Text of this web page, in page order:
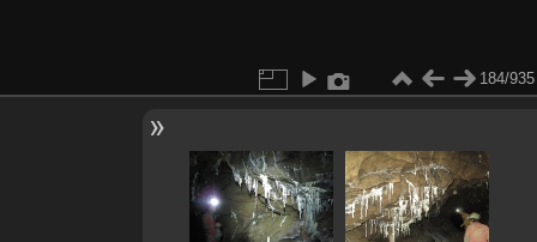
184/935